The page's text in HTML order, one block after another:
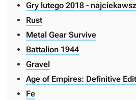
Gry lutego 2018 -
Rust
Metal Gear Survive
Battalion 1944
Gravel
Age of Empires: Definitive
Fe